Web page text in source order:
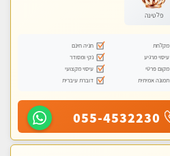
פלטינה
מקלחת
חניה חינם
עיסוי מרגיע
נקי ומסודר
מקום פרטי
עיסוי מקצועי
תמונה אמיתית
דוברת עיברית
055-4532230